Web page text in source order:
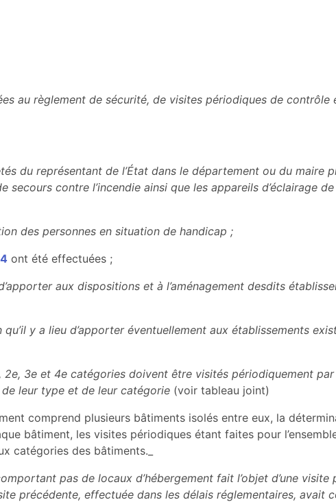
au règlement de sécurité, de visites périodiques de contrôle
du représentant de l’État dans le département ou du maire
contre l’incendie ainsi que les appareils d’éclairage
des personnes en situation de handicap ;
ont été effectuées ;
aux dispositions et à l’aménagement desdits
qu’il y a lieu d’apporter éventuellement aux établissements
3e et 4e catégories doivent être visités périodiquement
leur type et de leur catégorie (voir tableau joint)
comprend plusieurs bâtiments isolés entre eux, la
bâtiment, les visites périodiques étant faites pour
catégories des bâtiments._
pas de locaux d’hébergement fait l’objet d’une
précédente, effectuée dans les délais réglementaires, avait